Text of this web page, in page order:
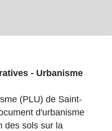
- Urbanisme
(PLU) de Saint-
d'urbanisme
des sols sur la